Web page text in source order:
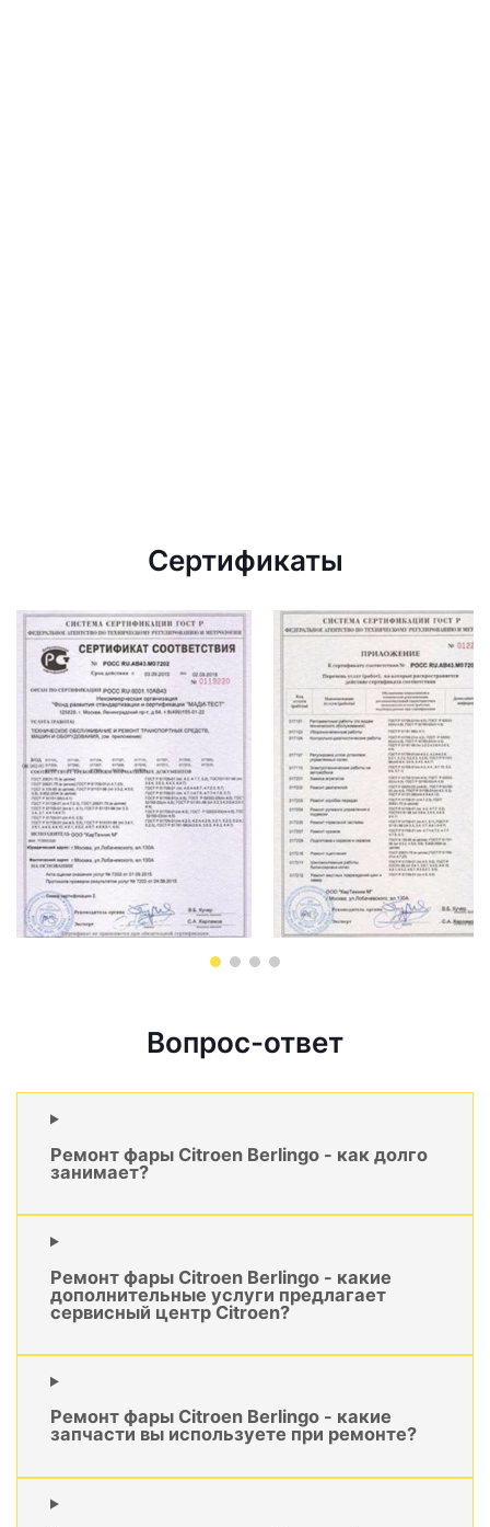
Сертификаты
Вопрос-ответ
Ремонт фары Citroen Berlingo - как долго
занимает?
Ремонт фары Citroen Berlingo - какие
дополнительные услуги предлагает
сервисный центр Citroen?
Ремонт фары Citroen Berlingo - какие
запчасти вы используете при ремонте?